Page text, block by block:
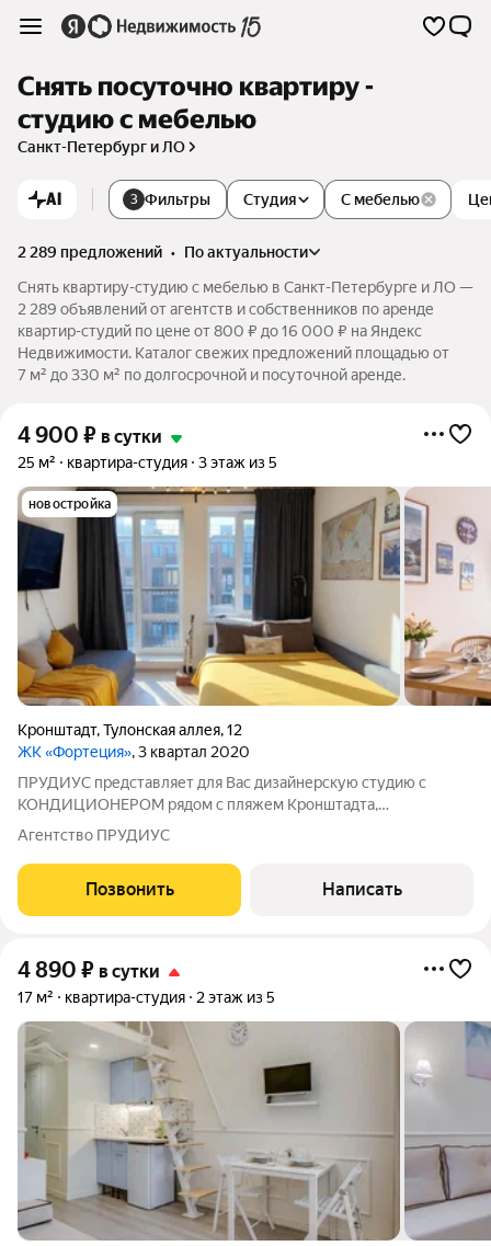
Снять посуточно квартиру -
студию с мебелью
Санкт-Петербург и ЛО
AI 3 Фильтры Студия С мебелью
2 289 предложений •
по актуальности
Снять квартиру-студию с мебелью в Санкт-Петербурге и ЛО —
2 289 объявлений от агентств и собственников по аренде
квартир-студий по цене от 800 ₽ до 16 000 ₽ на Яндекс
Недвижимости. Каталог свежих предложений площадью от
7 м² до 330 м² по долгосрочной и посуточной аренде.
4 900 ₽ в сутки
25 м² квартира-студия 3 этаж из 5
новостройка
Кронштадт,Тулонская аллея,12
ЖК «Фортеция», 3 квартал 2020
ПРУДИУС представляет для Вас дизайнерскую студию с
КОНДИЦИОНЕРОМ рядом с пляжем Кронштадта,
вместимостью до 3-х гостей. Отчетные документы для
командированных гостей. БЕСКОНТАКТНОЕ ЗАСЕЛЕНИЕ
ПРАВИЛА ПРОЖИВАНИЯ: Заселение после 15-00 Выезд до
Агентство ПРУДИУС
Позвонить Написать
4 890 ₽ в сутки
17 м² квартира-студия 2 этаж из 5